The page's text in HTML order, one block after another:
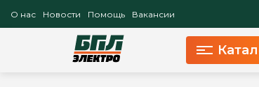
О нас Новости Помощь Вакансии